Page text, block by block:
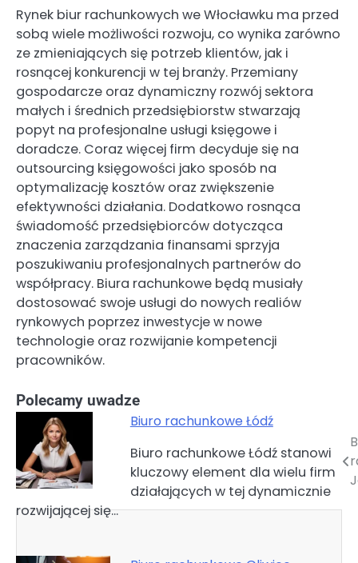
Rynek biur rachunkowych we Włocławku ma przed
sobą wiele możliwości rozwoju, co wynika zarówno
ze zmieniających się potrzeb klientów, jak i
rosnącej konkurencji w tej branży. Przemiany
gospodarcze oraz dynamiczny rozwój sektora
małych i średnich przedsiębiorstw stwarzają
popyt na profesjonalne usługi księgowe i
doradcze. Coraz więcej firm decyduje się na
outsourcing księgowości jako sposób na
optymalizację kosztów oraz zwiększenie
efektywności działania. Dodatkowo rosnąca
świadomość przedsiębiorców dotycząca
znaczenia zarządzania finansami sprzyja
poszukiwaniu profesjonalnych partnerów do
współpracy. Biura rachunkowe będą musiały
dostosować swoje usługi do nowych realiów
rynkowych poprzez inwestycje w nowe
technologie oraz rozwijanie kompetencji
pracowników.
Polecamy uwadze
Biuro rachunkowe Łódź
Biuro rachunkowe Łódź stanowi
kluczowy element dla wielu firm
działających w tej dynamicznie
rozwijającej się…
Nawigacja
wpisu